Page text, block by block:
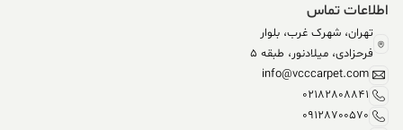
اطلاعات تماس
تهران، شهرک غرب، بلوار
فرحزادی، میلادنور، طبقه 5
info@vcccarpet.com
02182808841
09128700570